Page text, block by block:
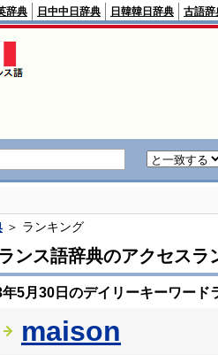
辞典 日中中日辞典 日韓韓日辞典 古語辞
＞ ランキング
ンス語辞典のアクセスラ
5月30日のデイリーキーワード
maison